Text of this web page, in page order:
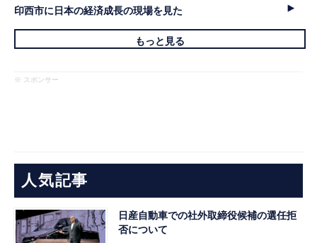
印西市に日本の経済成長の現場を見た
もっと見る
※ スポンサー
人気記事
日産自動車での社外取締役候補の選任拒
否について